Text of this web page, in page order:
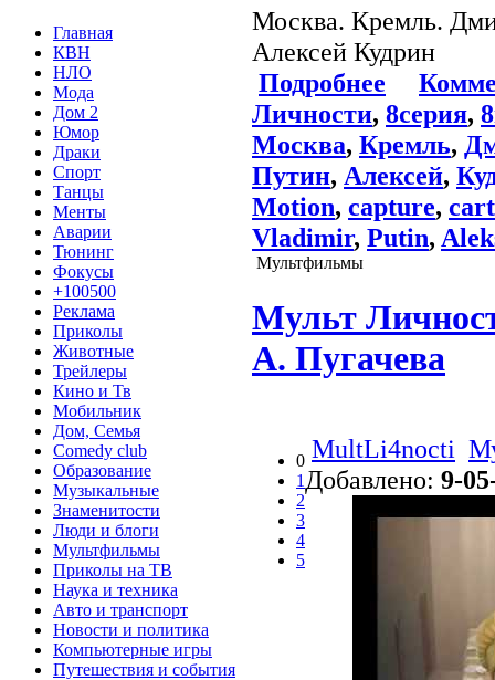
Главная
КВН
НЛО
Мода
Дом 2
Юмор
Драки
Спорт
Танцы
Менты
Аварии
Тюнинг
Фокусы
+100500
Реклама
Приколы
Животные
Трейлеры
Кино и Тв
Мобильник
Дом, Семья
Comedy club
Образование
Музыкальные
Знаменитости
Люди и блоги
Мультфильмы
Приколы на ТВ
Наука и техника
Авто и транспорт
Новости и политика
Компьютерные игры
Путешествия и события
Москва. Кремль.
Алексей Кудрин
Подробнее
Личности, 8серия,
Москва, Кремль,
Путин, Алексей,
Motion, capture,
Vladimir, Putin,
Мультфильмы
Мульт
А. Пугачева
0
1
2
3
4
5
MultLi4nocti
Добавлено: 9-